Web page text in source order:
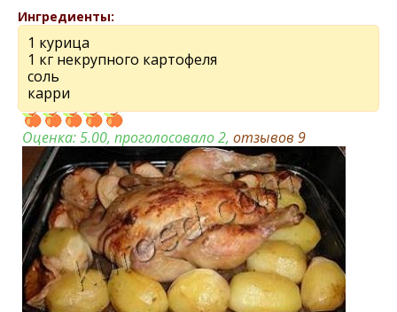
Ингредиенты:
1 курица
1 кг некрупного картофеля
соль
карри
Оценка:5.00, проголосовало 2, отзывов 9